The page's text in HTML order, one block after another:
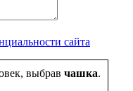
сайта
выбрав чашка.